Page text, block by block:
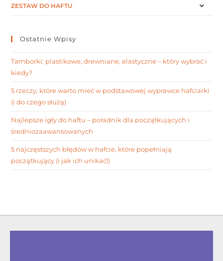
ZESTAW DO HAFTU
Ostatnie Wpisy
Tamborki: plastikowe, drewniane, elastyczne – który wybrać i
kiedy?
5 rzeczy, które warto mieć w podstawowej wyprawce hafciarki
(i do czego służą)
Najlepsze igły do haftu – poradnik dla początkujących i
średniozaawansowanych
5 najczęstszych błędów w hafcie, które popełniają
początkujący (i jak ich unikać!)